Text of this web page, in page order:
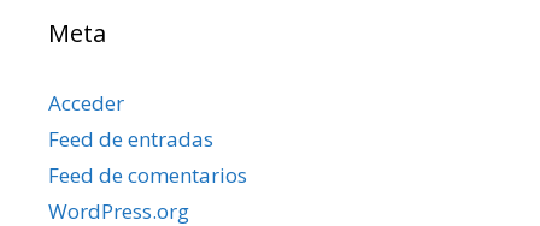
Meta
Acceder
Feed de entradas
Feed de comentarios
WordPress.org